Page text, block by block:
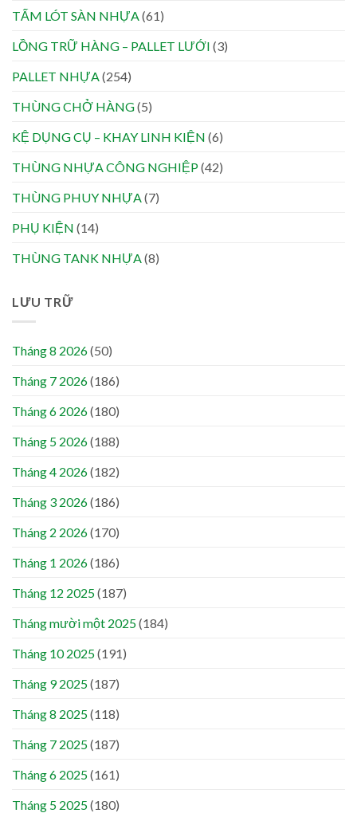
TẤM LÓT SÀN NHỰA(61)
LỒNG TRỮ HÀNG – PALLET LƯỚI (3)
PALLET NHỰA(254)
THÙNG CHỞ HÀNG(5)
KỆ DỤNG CỤ – KHAY LINH KIỆN (6)
THÙNG NHỰA CÔNG NGHIỆP(42)
THÙNG PHUY NHỰA(7)
PHỤ KIỆN (14)
THÙNG TANK NHỰA(8)
LƯU TRỮ
Tháng 8 2026(50)
Tháng 7 2026(186)
Tháng 6 2026(180)
Tháng 5 2026(188)
Tháng 4 2026(182)
Tháng 3 2026(186)
Tháng 2 2026(170)
Tháng 1 2026(186)
Tháng 12 2025(187)
Tháng mười một 2025(184)
Tháng 10 2025(191)
Tháng 9 2025(187)
Tháng 8 2025(118)
Tháng 7 2025(187)
Tháng 6 2025(161)
Tháng 5 2025(180)